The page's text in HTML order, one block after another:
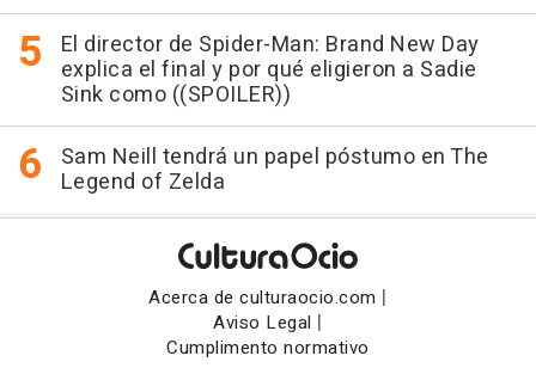
El director de Spider-Man: Brand New Day
explica el final y por qué eligieron a Sadie
Sink como ((SPOILER))
Sam Neill tendrá un papel póstumo en The
Legend of Zelda
Acerca de culturaocio.com |
Aviso Legal |
Cumplimento normativo